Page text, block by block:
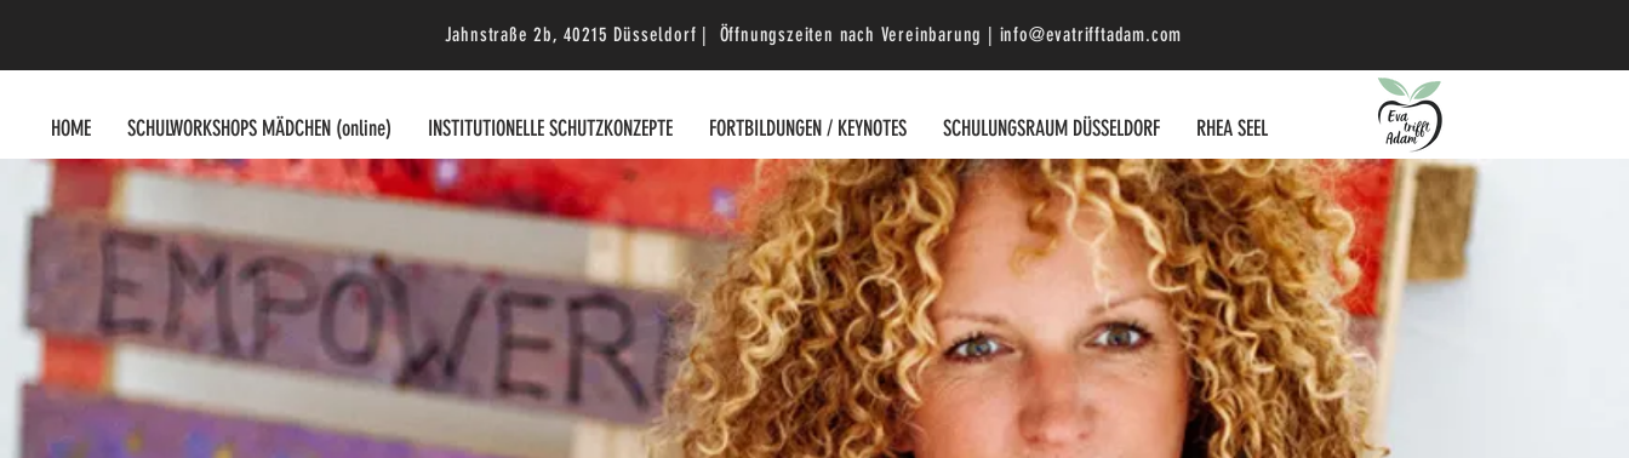
Jahnstraße 2b, 40215 Düsseldorf | Öffnungszeiten nach Vereinbarung | info@evatrifftadam.com
HOME SCHULWORKSHOPS MÄDCHEN (online) INSTITUTIONELLE SCHUTZKONZEPTE FORTBILDUNGEN / KEYNOTES SCHULUNGSRAUM DÜSSELDORF RHEA SEEL